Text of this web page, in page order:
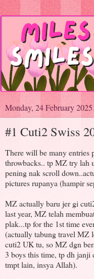
Monday, 24 February 2025
#1 Cuti2 Swiss
There will be many entries
throwbacks.. tp MZ try lah
pening nak scroll
pictures rupanya (hampir
MZ actually baru jer gi
last year, MZ telah
plak...tp for the 1st time
(actually tabung travel MZ
cuti2 UK tu, so MZ dgn
3 boys this time, tp dh
tmpt lain, insya Allah).